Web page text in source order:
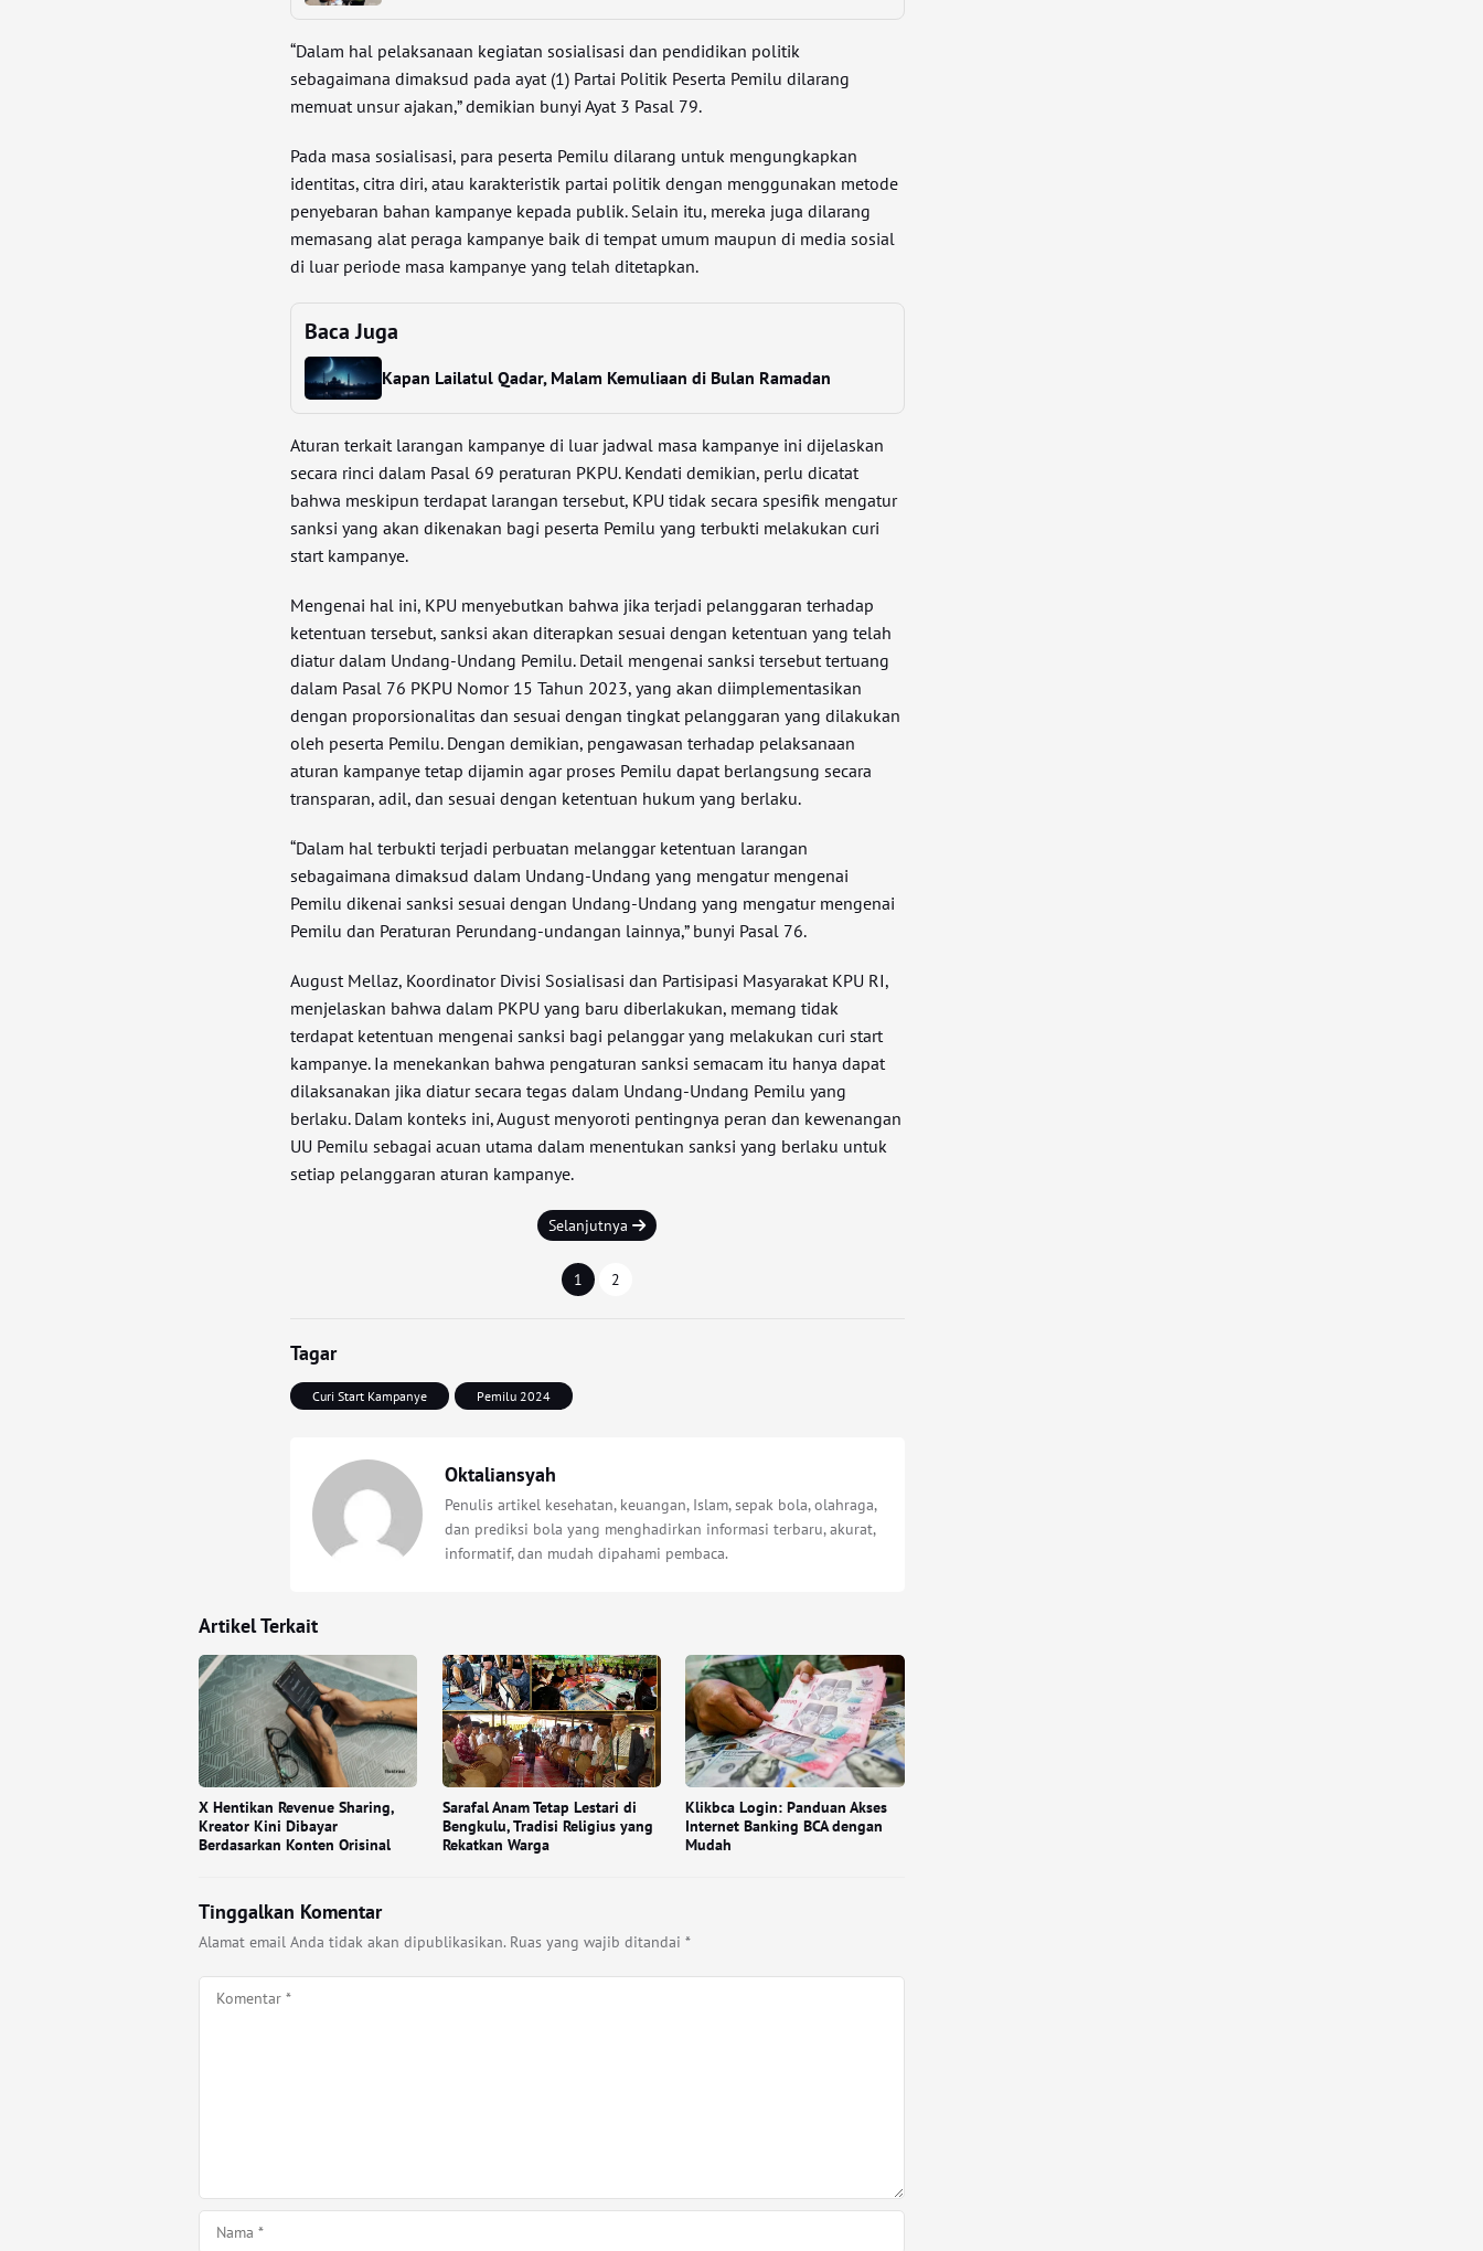
“Dalam hal pelaksanaan kegiatan sosialisasi dan pendidikan politik
sebagaimana dimaksud pada ayat (1) Partai Politik Peserta Pemilu dilarang
memuat unsur ajakan,” demikian bunyi Ayat 3 Pasal 79.
Pada masa sosialisasi, para peserta Pemilu dilarang untuk mengungkapkan
identitas, citra diri, atau karakteristik partai politik dengan menggunakan metode
penyebaran bahan kampanye kepada publik. Selain itu, mereka juga dilarang
memasang alat peraga kampanye baik di tempat umum maupun di media sosial
di luar periode masa kampanye yang telah ditetapkan.
Baca Juga
Kapan Lailatul Qadar, Malam Kemuliaan di Bulan Ramadan
Aturan terkait larangan kampanye di luar jadwal masa kampanye ini dijelaskan
secara rinci dalam Pasal 69 peraturan PKPU. Kendati demikian, perlu dicatat
bahwa meskipun terdapat larangan tersebut, KPU tidak secara spesifik mengatur
sanksi yang akan dikenakan bagi peserta Pemilu yang terbukti melakukan curi
start kampanye.
Mengenai hal ini, KPU menyebutkan bahwa jika terjadi pelanggaran terhadap
ketentuan tersebut, sanksi akan diterapkan sesuai dengan ketentuan yang telah
diatur dalam Undang-Undang Pemilu. Detail mengenai sanksi tersebut tertuang
dalam Pasal 76 PKPU Nomor 15 Tahun 2023, yang akan diimplementasikan
dengan proporsionalitas dan sesuai dengan tingkat pelanggaran yang dilakukan
oleh peserta Pemilu. Dengan demikian, pengawasan terhadap pelaksanaan
aturan kampanye tetap dijamin agar proses Pemilu dapat berlangsung secara
transparan, adil, dan sesuai dengan ketentuan hukum yang berlaku.
“Dalam hal terbukti terjadi perbuatan melanggar ketentuan larangan
sebagaimana dimaksud dalam Undang-Undang yang mengatur mengenai
Pemilu dikenai sanksi sesuai dengan Undang-Undang yang mengatur mengenai
Pemilu dan Peraturan Perundang-undangan lainnya,” bunyi Pasal 76.
August Mellaz, Koordinator Divisi Sosialisasi dan Partisipasi Masyarakat KPU RI,
menjelaskan bahwa dalam PKPU yang baru diberlakukan, memang tidak
terdapat ketentuan mengenai sanksi bagi pelanggar yang melakukan curi start
kampanye. Ia menekankan bahwa pengaturan sanksi semacam itu hanya dapat
dilaksanakan jika diatur secara tegas dalam Undang-Undang Pemilu yang
berlaku. Dalam konteks ini, August menyoroti pentingnya peran dan kewenangan
UU Pemilu sebagai acuan utama dalam menentukan sanksi yang berlaku untuk
setiap pelanggaran aturan kampanye.
Selanjutnya
1 2
Tagar
Curi Start Kampanye Pemilu 2024
Oktaliansyah
Penulis artikel kesehatan, keuangan, Islam, sepak bola, olahraga,
dan prediksi bola yang menghadirkan informasi terbaru, akurat,
informatif, dan mudah dipahami pembaca.
Artikel Terkait
X Hentikan Revenue Sharing,
Kreator Kini Dibayar
Berdasarkan Konten Orisinal
Sarafal Anam Tetap Lestari di
Bengkulu, Tradisi Religius yang
Rekatkan Warga
Klikbca Login: Panduan Akses
Internet Banking BCA dengan
Mudah
Tinggalkan Komentar
Alamat email Anda tidak akan dipublikasikan. Ruas yang wajib ditandai *